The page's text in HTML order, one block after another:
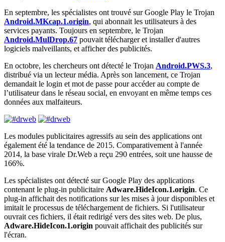
En septembre, les spécialistes ont trouvé sur Google Play le Trojan
Android.MKcap.1.origin, qui abonnait les utilisateurs à des
services payants. Toujours en septembre, le Trojan
Android.MulDrop.67 pouvait télécharger et installer d'autres
logiciels malveillants, et afficher des publicités.
En octobre, les chercheurs ont détecté le Trojan Android.PWS.3,
distribué via un lecteur média. Après son lancement, ce Trojan
demandait le login et mot de passe pour accéder au compte de
l’utilisateur dans le réseau social, en envoyant en même temps ces
données aux malfaiteurs.
Les modules publicitaires agressifs au sein des applications ont
également été la tendance de 2015. Comparativement à l'année
2014, la base virale Dr.Web a reçu 290 entrées, soit une hausse de
166%.
Les spécialistes ont détecté sur Google Play des applications
contenant le plug-in publicitaire Adware.HideIcon.1.origin. Ce
plug-in affichait des notifications sur les mises à jour disponibles et
imitait le processus de téléchargement de fichiers. Si l'utilisateur
ouvrait ces fichiers, il était redirigé vers des sites web. De plus,
Adware.HideIcon.1.origin pouvait affichait des publicités sur
l'écran.